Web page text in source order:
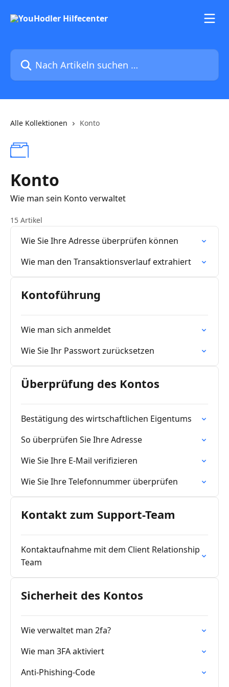
Nach Artikeln suchen …
Alle Kollektionen Konto
Konto
Wie man sein Konto verwaltet
15 Artikel
Wie Sie Ihre Adresse überprüfen können
Wie man den Transaktionsverlauf extrahiert
Kontoführung
Wie man sich anmeldet
Wie Sie Ihr Passwort zurücksetzen
Überprüfung des Kontos
Bestätigung des wirtschaftlichen Eigentums
So überprüfen Sie Ihre Adresse
Wie Sie Ihre E-Mail verifizieren
Wie Sie Ihre Telefonnummer überprüfen
Kontakt zum Support-Team
Kontaktaufnahme mit dem Client Relationship
Team
Sicherheit des Kontos
Wie verwaltet man 2fa?
Wie man 3FA aktiviert
Anti-Phishing-Code